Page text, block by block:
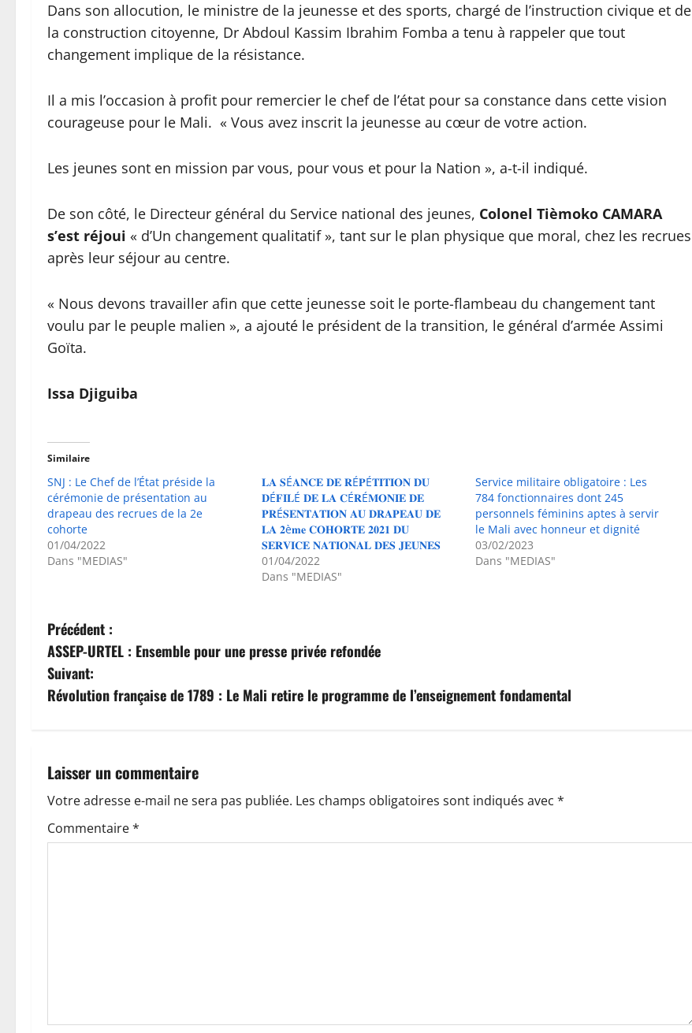
Dans son allocution, le ministre de la jeunesse et des sports, chargé de l’instruction civique et de
la construction citoyenne, Dr Abdoul Kassim Ibrahim Fomba a tenu à rappeler que tout
changement implique de la résistance.
Il a mis l’occasion à profit pour remercier le chef de l’état pour sa constance dans cette vision
courageuse pour le Mali. « Vous avez inscrit la jeunesse au cœur de votre action.
Les jeunes sont en mission par vous, pour vous et pour la Nation », a-t-il indiqué.
De son côté, le Directeur général du Service national des jeunes, Colonel Tièmoko CAMARA
s’est réjoui « d’Un changement qualitatif », tant sur le plan physique que moral, chez les recrues
après leur séjour au centre.
« Nous devons travailler afin que cette jeunesse soit le porte-flambeau du changement tant
voulu par le peuple malien », a ajouté le président de la transition, le général d’armée Assimi
Goïta.
Issa Djiguiba
Similaire
SNJ : Le Chef de l’État préside la
cérémonie de présentation au
drapeau des recrues de la 2e
cohorte
01/04/2022
Dans "MEDIAS"
𝐋𝐀 𝐒É𝐀𝐍𝐂𝐄 𝐃𝐄 𝐑É𝐏É𝐓𝐈𝐓𝐈𝐎𝐍 𝐃𝐔
𝐃É𝐅𝐈𝐋É 𝐃𝐄 𝐋𝐀 𝐂É𝐑É𝐌𝐎𝐍𝐈𝐄 𝐃𝐄
𝐏𝐑É𝐒𝐄𝐍𝐓𝐀𝐓𝐈𝐎𝐍 𝐀𝐔 𝐃𝐑𝐀𝐏𝐄𝐀𝐔 𝐃𝐄
𝐋𝐀 𝟐è𝐦𝐞 𝐂𝐎𝐇𝐎𝐑𝐓𝐄 𝟐𝟎𝟐𝟏 𝐃𝐔
𝐒𝐄𝐑𝐕𝐈𝐂𝐄 𝐍𝐀𝐓𝐈𝐎𝐍𝐀𝐋 𝐃𝐄𝐒 𝐉𝐄𝐔𝐍𝐄𝐒
01/04/2022
Dans "MEDIAS"
Service militaire obligatoire : Les
784 fonctionnaires dont 245
personnels féminins aptes à servir
le Mali avec honneur et dignité
03/02/2023
Dans "MEDIAS"
N
a
v
g
a
t
Précédent :
ASSEP-URTEL : Ensemble pour une presse privée refondée
Suivant:
Révolution française de 1789 : Le Mali retire le programme de l’enseignement fondamental
Laisser un commentaire
Votre adresse e-mail ne sera pas publiée. Les champs obligatoires sont indiqués avec *
Commentaire*